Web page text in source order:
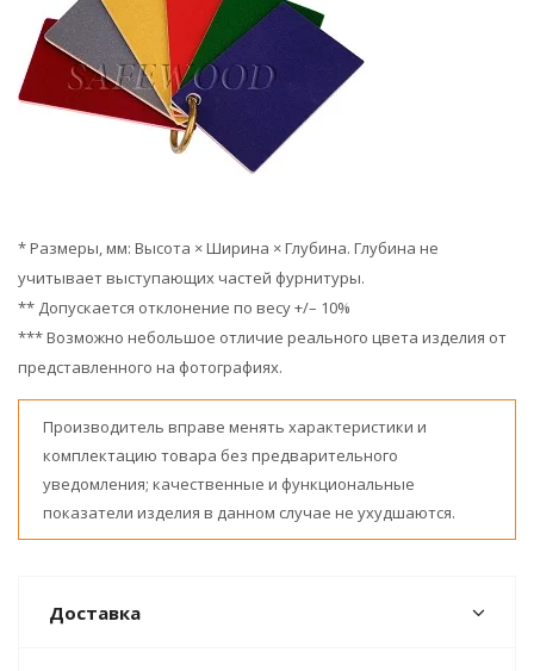
* Размеры, мм: Высота × Ширина × Глубина. Глубина не
учитывает выступающих частей фурнитуры.
** Допускается отклонение по весу +/– 10%
*** Возможно небольшое отличие реального цвета изделия от
представленного на фотографиях.
Производитель вправе менять характеристики и
комплектацию товара без предварительного
уведомления; качественные и функциональные
показатели изделия в данном случае не ухудшаются.
Доставка